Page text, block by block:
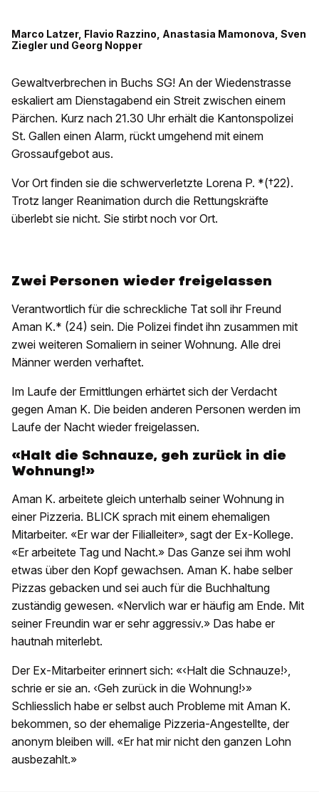
Marco Latzer, Flavio Razzino, Anastasia Mamonova, Sven
Ziegler und Georg Nopper
Gewaltverbrechen in Buchs SG! An der Wiedenstrasse
eskaliert am Dienstagabend ein Streit zwischen einem
Pärchen. Kurz nach 21.30 Uhr erhält die Kantonspolizei
St. Gallen einen Alarm, rückt umgehend mit einem
Grossaufgebot aus.
Vor Ort finden sie die schwerverletzte Lorena P. *(†22).
Trotz langer Reanimation durch die Rettungskräfte
überlebt sie nicht. Sie stirbt noch vor Ort.
Zwei Personen wieder freigelassen
Verantwortlich für die schreckliche Tat soll ihr Freund
Aman K.* (24) sein. Die Polizei findet ihn zusammen mit
zwei weiteren Somaliern in seiner Wohnung. Alle drei
Männer werden verhaftet.
Im Laufe der Ermittlungen erhärtet sich der Verdacht
gegen Aman K. Die beiden anderen Personen werden im
Laufe der Nacht wieder freigelassen.
«Halt die Schnauze, geh zurück in die
Wohnung!»
Aman K. arbeitete gleich unterhalb seiner Wohnung in
einer Pizzeria. BLICK sprach mit einem ehemaligen
Mitarbeiter. «Er war der Filialleiter», sagt der Ex-Kollege.
«Er arbeitete Tag und Nacht.» Das Ganze sei ihm wohl
etwas über den Kopf gewachsen. Aman K. habe selber
Pizzas gebacken und sei auch für die Buchhaltung
zuständig gewesen. «Nervlich war er häufig am Ende. Mit
seiner Freundin war er sehr aggressiv.» Das habe er
hautnah miterlebt.
Der Ex-Mitarbeiter erinnert sich: «‹Halt die Schnauze!›,
schrie er sie an. ‹Geh zurück in die Wohnung!›»
Schliesslich habe er selbst auch Probleme mit Aman K.
bekommen, so der ehemalige Pizzeria-Angestellte, der
anonym bleiben will. «Er hat mir nicht den ganzen Lohn
ausbezahlt.»